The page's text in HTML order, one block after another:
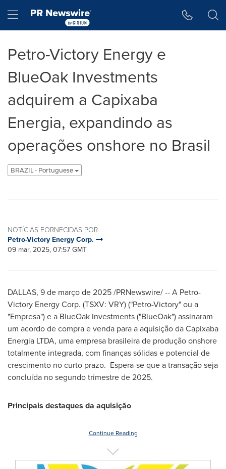
Hamburger menu
Petro-Victory Energy e
BlueOak Investments
adquirem a Capixaba
Energia, expandindo as
operações onshore no Brasil
BRAZIL - Portuguese
NOTÍCIAS FORNECIDAS POR
Petro-Victory Energy Corp.
09 mar, 2025, 07:57 GMT
DALLAS, 9 de março de 2025/PRNewswire/ -- A Petro-
Victory Energy Corp. (TSXV: VRY) ("Petro-Victory" ou a
"Empresa") e a BlueOak Investments ("BlueOak") assinaram
um acordo de compra e venda para a aquisição da Capixaba
Energia LTDA, uma empresa brasileira de produção onshore
totalmente integrada, com finanças sólidas e potencial de
crescimento no curto prazo. Espera-se que a transação seja
concluída no segundo trimestre de 2025.
Principais destaques da aquisição
Continue Reading